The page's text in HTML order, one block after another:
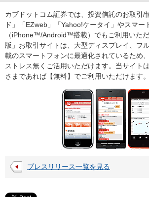
カブドットコム証券では、投資信託のお取引/
ド」「EZweb」「Yahoo!ケータイ」やスマー
（iPhone™/Android™搭載）でもご利用いた
版」お取引サイトは、大型ディスプレイ、フ
載のスマートフォンに最適化されているため
ストレス無くご活用いただけます。当サイト
さまであれば【無料】でご利用いただけます。
プレスリリース一覧を見る